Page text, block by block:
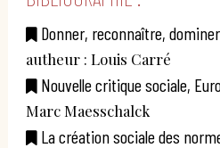
Donner, reconnaître,
autheur : Louis Carré
Nouvelle critique sociale,
Marc Maesschalck
La création sociale des